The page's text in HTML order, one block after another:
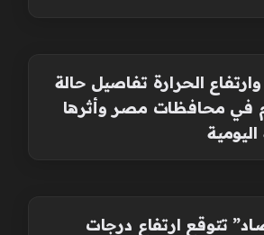
الحرارة تفاصيل حالة
في محافظات مصر وأثرها
تتوقع ارتفاع درجات